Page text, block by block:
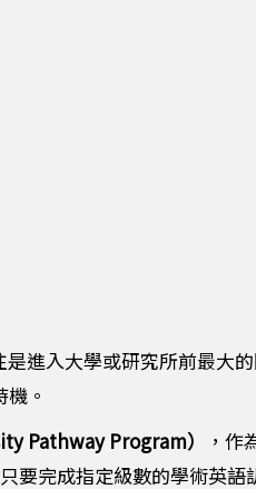
是進入大學或研究所前最大
。
Pathway Program）
，作
只要完成指定級數的學術英